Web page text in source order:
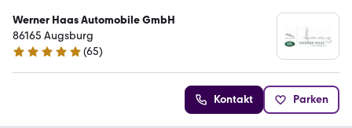
Werner Haas Automobile GmbH
86165 Augsburg
4.8 Sterne
(65)
Kontakt Parken